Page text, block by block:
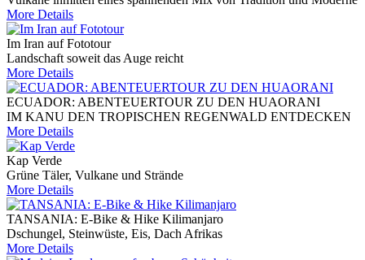
More Details
Im Iran auf Fototour
Landschaft soweit das Auge reicht
More Details
ECUADOR: ABENTEUERTOUR ZU DEN HUAORANI
IM KANU DEN TROPISCHEN REGENWALD ENTDECKEN
More Details
Kap Verde
Grüne Täler, Vulkane und Strände
More Details
TANSANIA: E-Bike & Hike Kilimanjaro
Dschungel, Steinwüste, Eis, Dach Afrikas
More Details